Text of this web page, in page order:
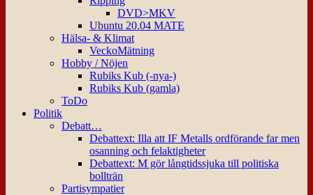
DVD>MKV
Ubuntu 20.04 MATE
Hälsa- & Klimat
VeckoMätning
Hobby / Nöjen
Rubiks Kub (-nya-)
Rubiks Kub (gamla)
ToDo
Politik
Debatt…
Debattext: Illa att IF Metalls ordförande far men
osanning och felaktigheter
Debattext: M gör långtidssjuka till politiska
bollträn
Partisympatier